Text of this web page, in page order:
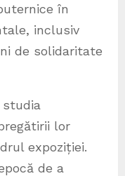
în
inclusiv
de solidaritate
studia
lor
expoziției.
de a